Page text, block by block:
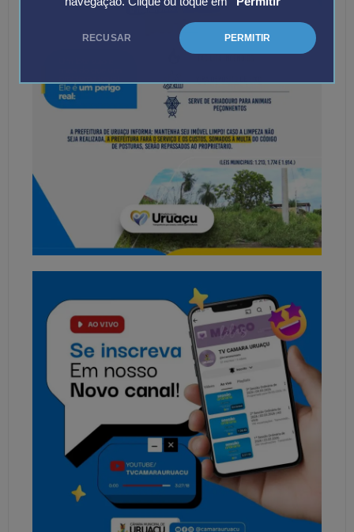
RECUSAR PERMITIR